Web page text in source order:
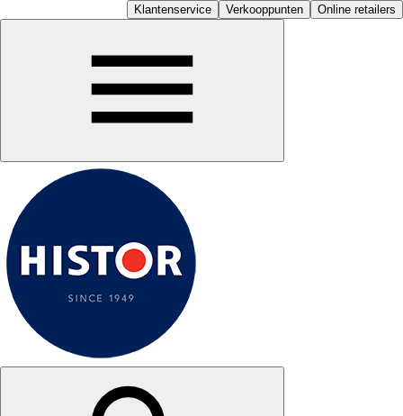
Klantenservice Verkooppunten Online retailers